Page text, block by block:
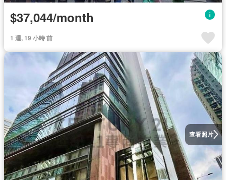
$37,044/month
1 週, 19 小時 前
查看照片